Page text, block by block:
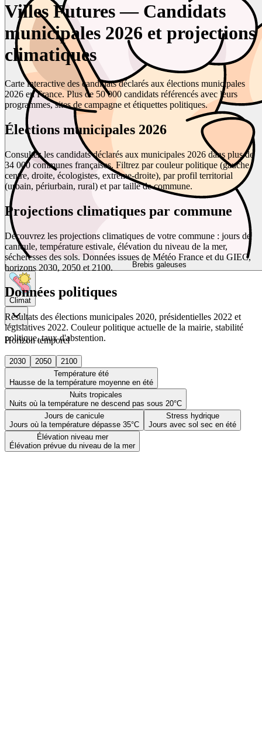
Brebis galeuses
Climat
Horizon temporel
2030 2050
2100
Température été
Hausse de la température moyenne en été
Nuits tropicales
Nuits où la température ne descend pas sous 20°C
Jours de canicule
Jours où la température dépasse 35°C
Stress hydrique
Jours avec sol sec en été
Élévation niveau mer
Élévation prévue du niveau de la mer
Villes Futures — Candidats
municipales 2026 et projections
climatiques
Carte interactive des candidats déclarés aux élections municipales
2026 en France. Plus de 50 000 candidats référencés avec leurs
programmes, sites de campagne et étiquettes politiques.
Élections municipales 2026
Consultez les candidats déclarés aux municipales 2026 dans plus de
34 000 communes françaises. Filtrez par couleur politique (gauche,
centre, droite, écologistes, extrême-droite), par profil territorial
(urbain, périurbain, rural) et par taille de commune.
Projections climatiques par commune
Découvrez les projections climatiques de votre commune : jours de
canicule, température estivale, élévation du niveau de la mer,
sécheresses des sols. Données issues de Météo France et du GIEC,
horizons 2030, 2050 et 2100.
Données politiques
Résultats des élections municipales 2020, présidentielles 2022 et
législatives 2022. Couleur politique actuelle de la mairie, stabilité
politique, taux d'abstention.